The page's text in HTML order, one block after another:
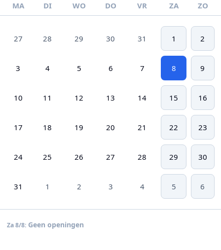
MA DI WO DO VR ZA ZO
27 28 29 30 31 1 2
3 4 5 6 7 8 9
10 11 12 13 14 15 16
17 18 19 20 21 22 23
24 25 26 27 28 29 30
31 1 2 3 4 5 6
Za 8/8: Geen openingen